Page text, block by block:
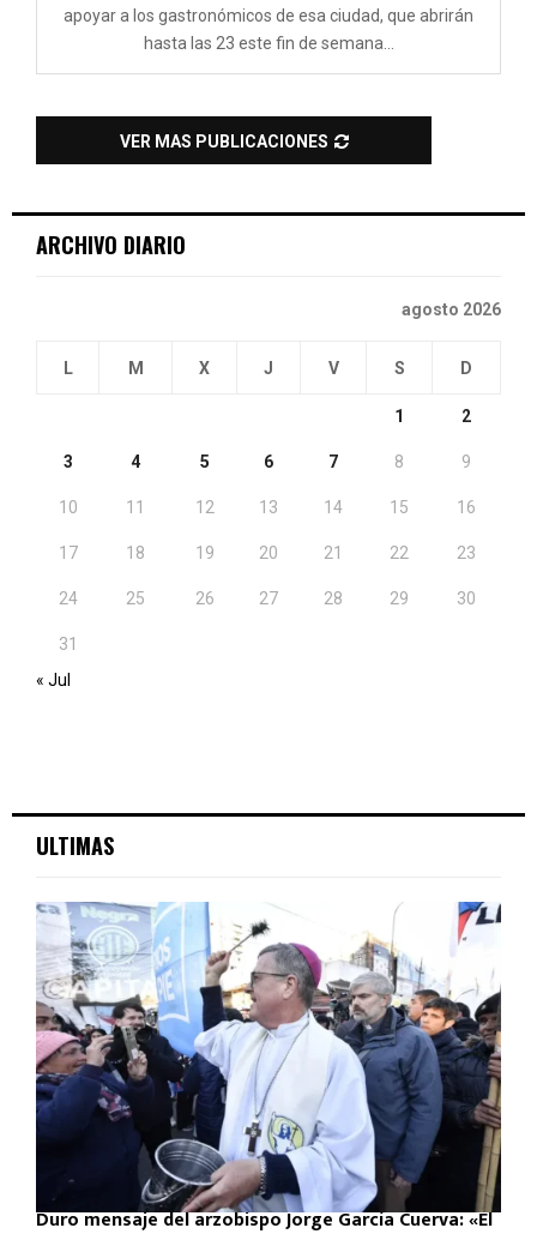
apoyar a los gastronómicos de esa ciudad, que abrirán
hasta las 23 este fin de semana...
VER MAS PUBLICACIONES
ARCHIVO DIARIO
agosto 2026
L M X J V S D
1 2
3 4 5 6 7 8 9
10 11 12 13 14 15 16
17 18 19 20 21 22 23
24 25 26 27 28 29 30
31
« Jul
ULTIMAS
Duro mensaje del arzobispo Jorge García Cuerva: «El